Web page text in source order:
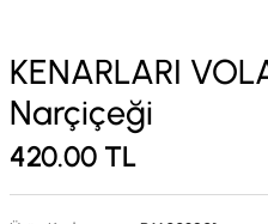
KENARLARI
Narçiçeği
420.00 TL